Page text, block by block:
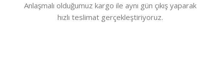
Anlaşmalı olduğumuz kargo ile aynı gün çıkış yaparak
hızlı teslimat gerçekleştiriyoruz.